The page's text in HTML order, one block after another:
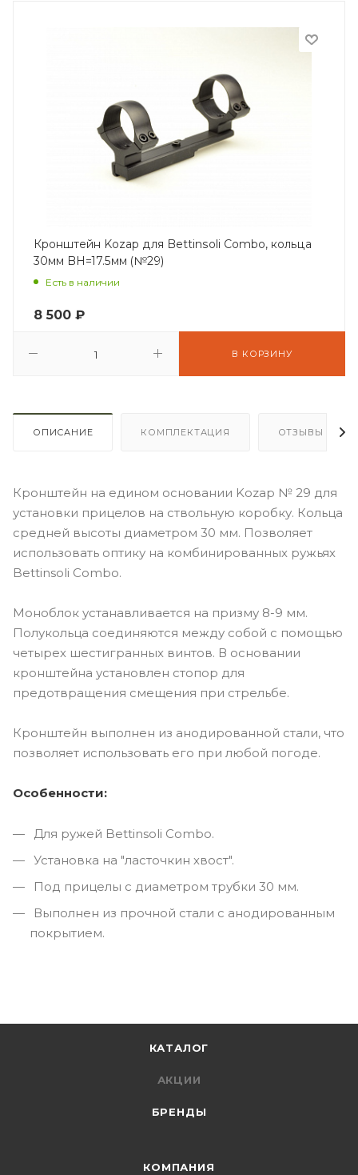
Кронштейн Kozap для Bettinsoli Combo, кольца
30мм BH=17.5мм (№29)
Есть в наличии
8 500 ₽
В КОРЗИНУ
ОПИСАНИЕ КОМПЛЕКТАЦИЯ ОТЗЫВЫ
Кронштейн на едином основании Kozap № 29 для
установки прицелов на ствольную коробку. Кольца
средней высоты диаметром 30 мм. Позволяет
использовать оптику на комбинированных ружьях
Bettinsoli Combo.
Моноблок устанавливается на призму 8-9 мм.
Полукольца соединяются между собой с помощью
четырех шестигранных винтов. В основании
кронштейна установлен стопор для
предотвращения смещения при стрельбе.
Кронштейн выполнен из анодированной стали, что
позволяет использовать его при любой погоде.
Особенности:
Для ружей Bettinsoli Combo.
Установка на "ласточкин хвост".
Под прицелы с диаметром трубки 30 мм.
Выполнен из прочной стали с анодированным
покрытием.
КАТАЛОГ
АКЦИИ
БРЕНДЫ
КОМПАНИЯ